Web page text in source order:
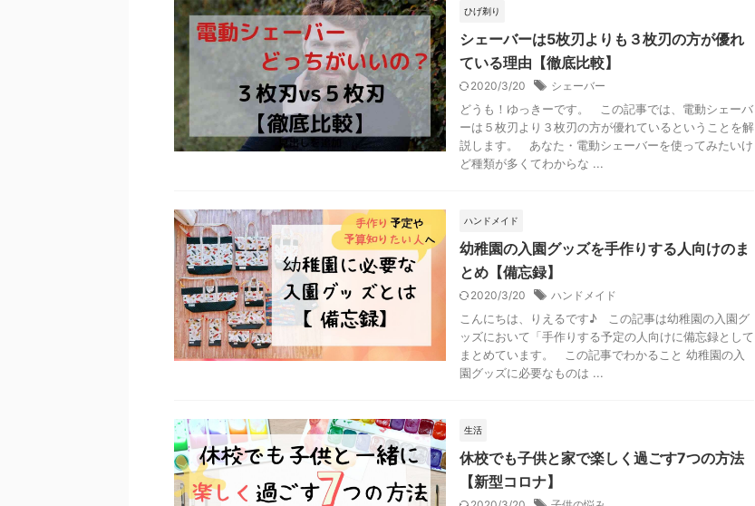
ひげ剃り
シェーバーは5枚刃よりも３枚刃の方が優れ
ている理由【徹底比較】
2020/3/20 シェーバー
どうも！ゆっきーです。 この記事では、電動シェーバ
ーは５枚刃より３枚刃の方が優れているということを解
説します。 あなた・電動シェーバーを使ってみたいけ
ど種類が多くてわからな ...
ハンドメイド
幼稚園の入園グッズを手作りする人向けのま
とめ【備忘録】
2020/3/20 ハンドメイド
こんにちは、りえるです♪ この記事は幼稚園の入園グ
ッズにおいて「手作りする予定の人向けに備忘録として
まとめています。 この記事でわかること 幼稚園の入
園グッズに必要なものは ...
生活
休校でも子供と家で楽しく過ごす7つの方法
【新型コロナ】